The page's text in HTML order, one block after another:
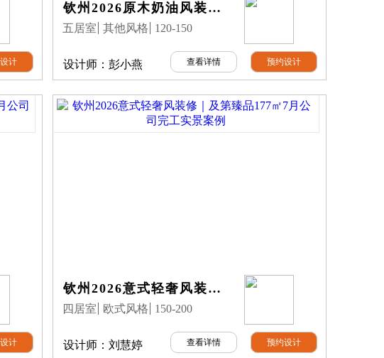
计
钦州2026原木奶油风装修｜北投湖畔公园里140㎡8月公司完工实景案例
五居室 其他风格 120-150
设计师： 彭小燕 查看详情 预约设计
计
钦州2026意式轻奢风装修｜及第臻品177㎡7月公司完工实景案例
四居室 欧式风格 150-200
设计师： 刘慧婷 查看详情 预约设计